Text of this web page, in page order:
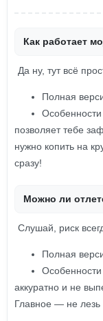
Как работает
Да ну, тут всё
Полная
позволяет тебе
нужно копить на
сразу!
Можно ли
Слушай, риск
Полная
аккуратно и не
Главное — не